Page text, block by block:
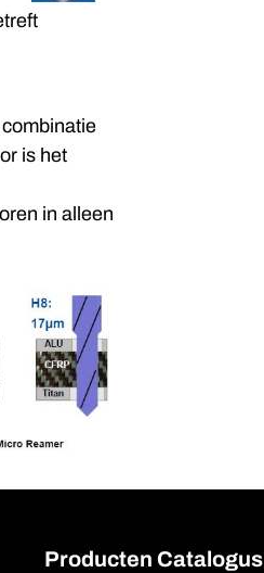
is het
in alleen
Producten Catalogus